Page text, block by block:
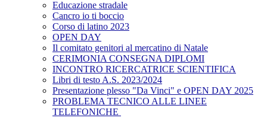
Educazione stradale
Cancro io ti boccio
Corso di latino 2023
OPEN DAY
Il comitato genitori al mercatino di Natale
CERIMONIA CONSEGNA DIPLOMI
INCONTRO RICERCATRICE SCIENTIFICA
Libri di testo A.S. 2023/2024
Presentazione plesso "Da Vinci" e OPEN DAY 2025
PROBLEMA TECNICO ALLE LINEE
TELEFONICHE